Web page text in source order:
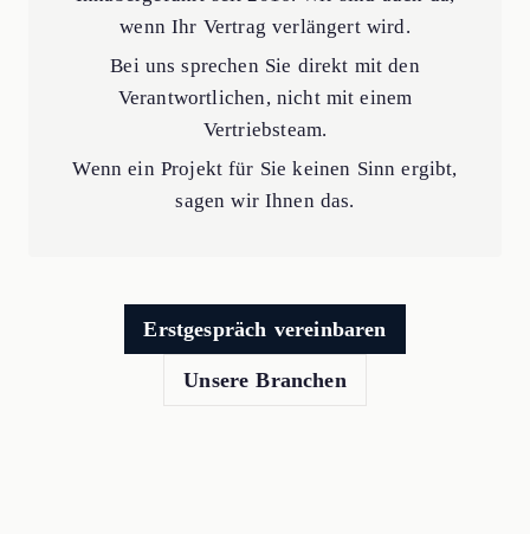
wenn Ihr Vertrag verlängert wird.
Bei uns sprechen Sie direkt mit den
Verantwortlichen, nicht mit einem
Vertriebsteam.
Wenn ein Projekt für Sie keinen Sinn ergibt,
sagen wir Ihnen das.
Erstgespräch vereinbaren
Unsere Branchen